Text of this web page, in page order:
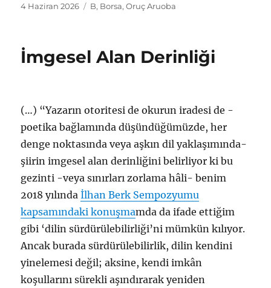
Yayın
4 Haziran 2026 Etiketler
B, Borsa,Oruç Aruoba
İmgesel Alan Derinliği
(…) “Yazarın otoritesi de okurun iradesi de -
poetika bağlamında düşündüğümüzde, her
denge noktasında veya aşkın dil yaklaşımında-
şiirin imgesel alan derinliğini belirliyor ki bu
gezinti -veya sınırları zorlama hâli- benim
2018 yılındaİlhan Berk Sempozyumu
kapsamındaki konuşmamda da ifade ettiğim
gibi ‘dilin sürdürülebilirliği’ni mümkün kılıyor.
Ancak burada sürdürülebilirlik, dilin kendini
yinelemesi değil; aksine, kendi imkân
koşullarını sürekli aşındırarak yeniden